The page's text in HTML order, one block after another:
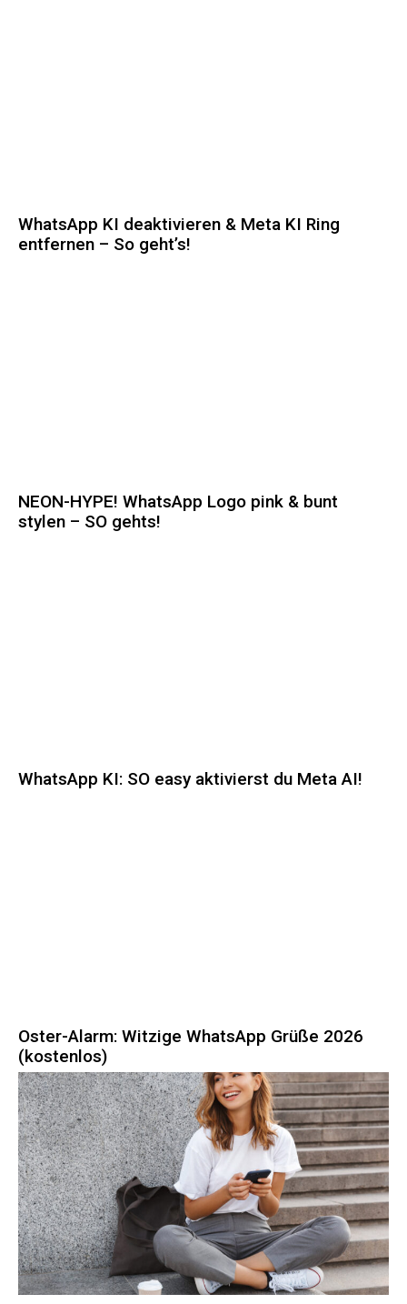
WhatsApp KI deaktivieren & Meta KI Ring
entfernen – So geht’s!
NEON-HYPE! WhatsApp Logo pink & bunt
stylen – SO gehts!
WhatsApp KI: SO easy aktivierst du Meta AI!
Oster-Alarm: Witzige WhatsApp Grüße 2026
(kostenlos)